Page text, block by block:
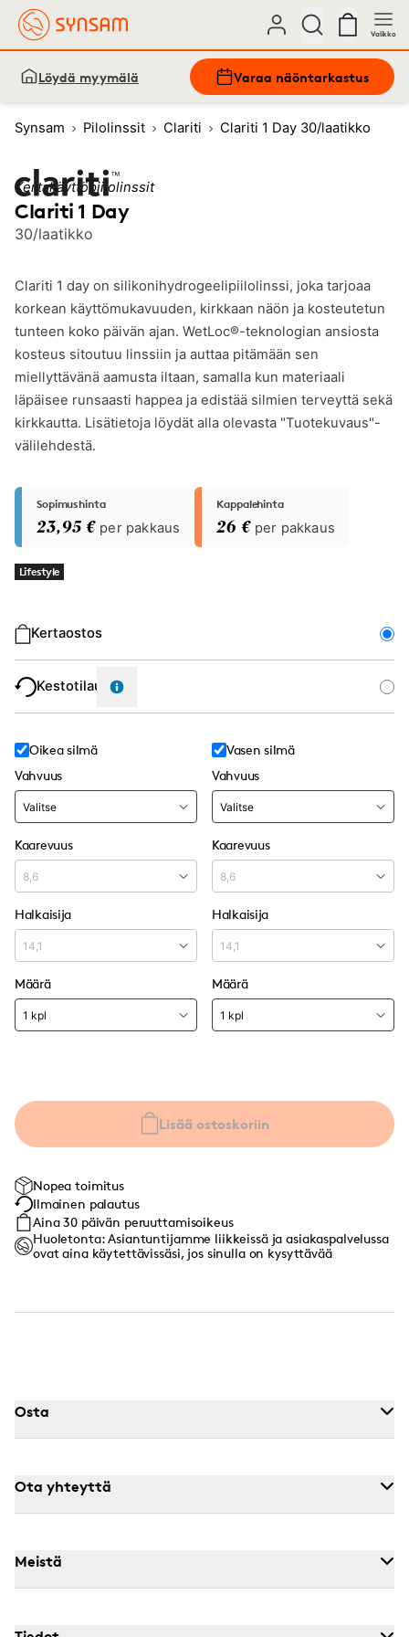
Valikko
Löydä myymälä Varaa näöntarkastus
Synsam Pilolinssit Clariti Clariti 1 Day 30/laatikko
Kertakäyttöpiilolinssit
Clariti 1 Day
30/laatikko
Clariti 1 day on silikonihydrogeelipiilolinssi, joka tarjoaa
korkean käyttömukavuuden, kirkkaan näön ja kosteutetun
tunteen koko päivän ajan. WetLoc®-teknologian ansiosta
kosteus sitoutuu linssiin ja auttaa pitämään sen
miellyttävänä aamusta iltaan, samalla kun materiaali
läpäisee runsaasti happea ja edistää silmien terveyttä sekä
kirkkautta. Lisätietoja löydät alla olevasta "Tuotekuvaus"-
välilehdestä.
Sopimushinta
23,95 € per pakkaus
Kappalehinta
26 € per pakkaus
Lifestyle
Kertaostos
Kestotilaus
Oikea silmä
Vahvuus
Kaarevuus
Halkaisija
Määrä
Vasen silmä
Vahvuus
Kaarevuus
Halkaisija
Määrä
Lisää ostoskoriin
Nopea toimitus
Ilmainen palautus
Aina 30 päivän peruuttamisoikeus
Huoletonta: Asiantuntijamme liikkeissä ja asiakaspalvelussa
ovat aina käytettävissäsi, jos sinulla on kysyttävää
Osta
Ota yhteyttä
Meistä